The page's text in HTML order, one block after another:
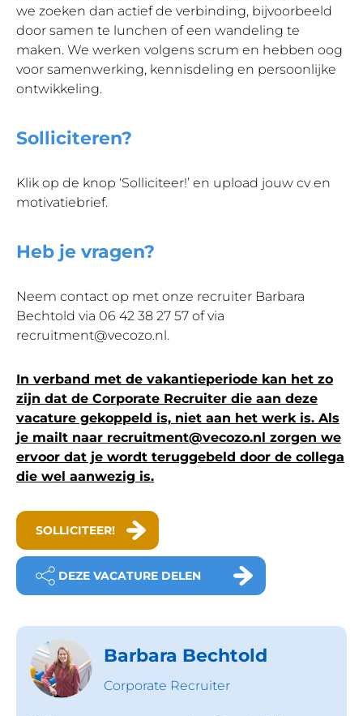
we zoeken dan actief de verbinding, bijvoorbeeld
door samen te lunchen of een wandeling te
maken. We werken volgens scrum en hebben oog
voor samenwerking, kennisdeling en persoonlijke
ontwikkeling.
Solliciteren?
Klik op de knop ‘Solliciteer!’ en upload jouw cv en
motivatiebrief.
Heb je vragen?
Neem contact op met onze recruiter Barbara
Bechtold via 06 42 38 27 57 of via
recruitment@vecozo.nl.
In verband met de vakantieperiode kan het zo
zijn dat de Corporate Recruiter die aan deze
vacature gekoppeld is, niet aan het werk is. Als
je mailt naar recruitment@vecozo.nl zorgen we
ervoor dat je wordt teruggebeld door de collega
die wel aanwezig is.
SOLLICITEER!
DEZE VACATURE DELEN
Barbara Bechtold
Corporate Recruiter